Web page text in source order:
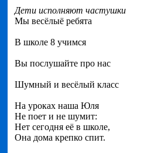
Дети исполняют частушки
Мы весёлыё ребята
В школе 8 учимся
Вы послушайте про нас
Шумный и весёлый класс
На уроках наша Юля
Не поет и не шумит:
Нет сегодня её в школе,
Она дома крепко спит.